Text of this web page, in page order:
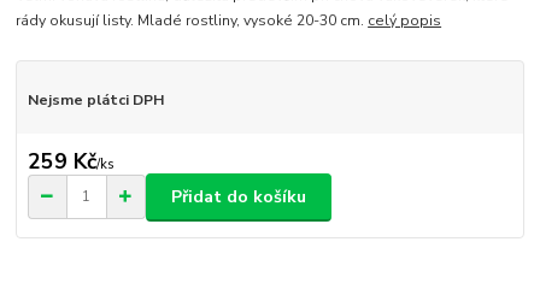
rády okusují listy. Mladé rostliny, vysoké 20-30 cm. celý popis
Nejsme plátci DPH
259 Kč/ks
Přidat do košíku